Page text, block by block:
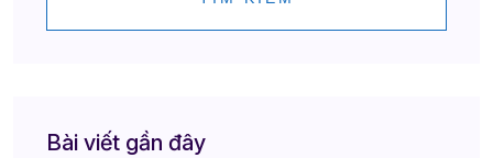
Bài viết gần đây